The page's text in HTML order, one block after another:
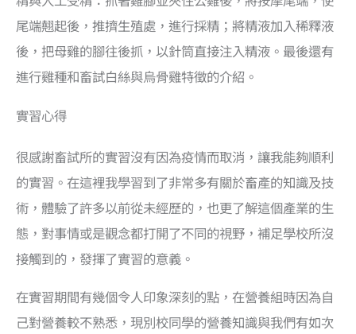
尾端翹起後，推擠生殖處，進行採精；將精液加入稀釋液
後，把母雞的腳往後抓，以針筒直接注入精液。最後還有
進行雞種和畜試白絲與烏骨雞特徵的介紹。
實習心得
很感謝畜試所的實習沒有因為疫情而取消，讓我能夠順利
的實習。在這裡我學習到了非常多有關於畜產的知識及技
術，體驗了許多以前從未經歷的，也更了解這個產業的生
態，對事情或是觀念都打開了不同的視野，補足學校所沒
接觸到的，發揮了實習的意義。
在實習期間有幾個令人印象深刻的點，在營養組時因為自
己對營養較不熟悉，現別校同學的營養知識與我們有如次